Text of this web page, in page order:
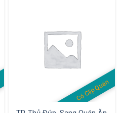
Có Clip Quán